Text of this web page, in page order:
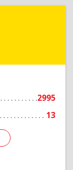
2995
13
г, Марата